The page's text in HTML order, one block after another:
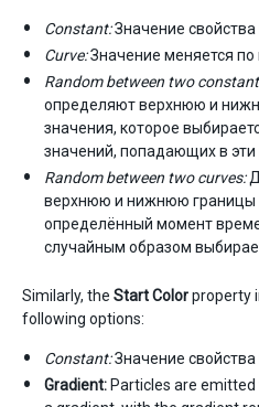
Constant:Значение
Curve:Значение меняется по
Random between two
определяют верхнюю и
значения, которое
значений, попадающих в эти
Random between two curves:
верхнюю и нижнюю границы
определённый момент
случайным образом
Similarly, the Start Colorproperty
following options:
Constant:Значение
Gradient: Particles are